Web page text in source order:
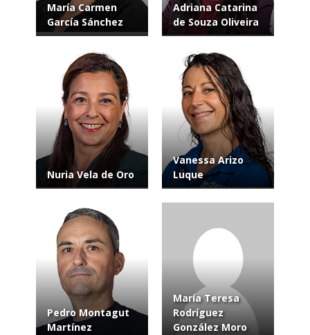
María Carmen
García Sánchez
Adriana Catarina
de Souza Oliveira
Nuria Vela de Oro
Vanessa Arizo
Luque
Pedro Montagut
Martínez
María Teresa
Rodríguez
González Moro